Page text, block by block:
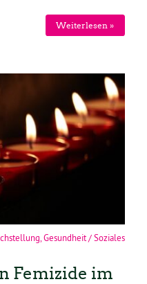
Weiterlesen »
Gesundheit / Soziales
Femizide im